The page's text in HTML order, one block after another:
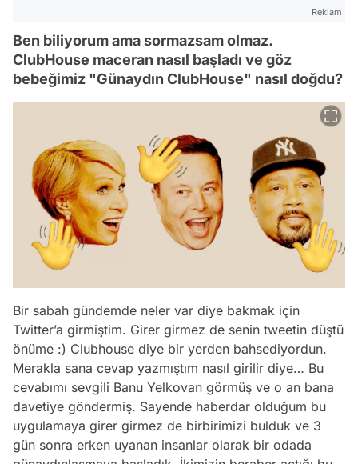
Reklam
Ben biliyorum ama sormazsam olmaz.
ClubHouse maceran nasıl başladı ve göz
bebeğimiz "Günaydın ClubHouse" nasıl doğdu?
Bir sabah gündemde neler var diye bakmak için
Twitter’a girmiştim. Girer girmez de senin tweetin düştü
önüme :) Clubhouse diye bir yerden bahsediyordun.
Merakla sana cevap yazmıştım nasıl girilir diye… Bu
cevabımı sevgili Banu Yelkovan görmüş ve o an bana
davetiye göndermiş. Sayende haberdar olduğum bu
uygulamaya girer girmez de birbirimizi bulduk ve 3
gün sonra erken uyanan insanlar olarak bir odada